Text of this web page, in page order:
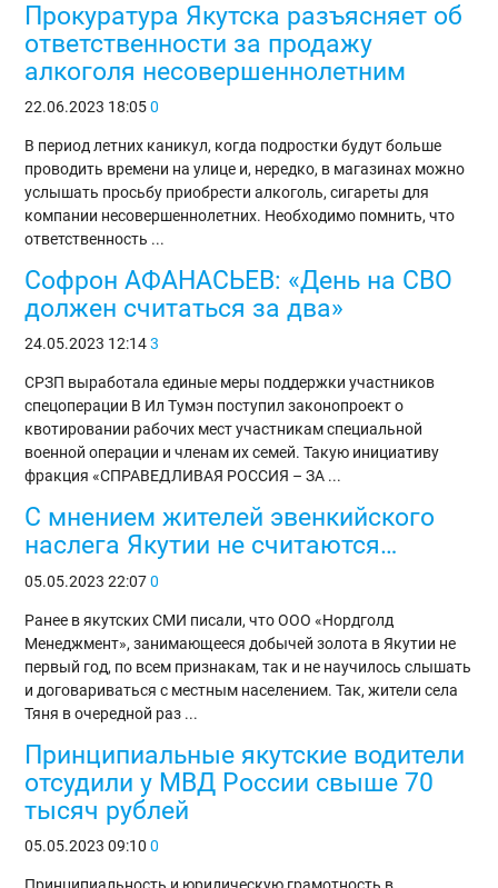
Прокуратура Якутска разъясняет об
ответственности за продажу
алкоголя несовершеннолетним
22.06.2023 18:05 0
В период летних каникул, когда подростки будут больше
проводить времени на улице и, нередко, в магазинах можно
услышать просьбу приобрести алкоголь, сигареты для
компании несовершеннолетних. Необходимо помнить, что
ответственность ...
Софрон АФАНАСЬЕВ: «День на СВО
должен считаться за два»
24.05.2023 12:14 3
СРЗП выработала единые меры поддержки участников
спецоперации В Ил Тумэн поступил законопроект о
квотировании рабочих мест участникам специальной
военной операции и членам их семей. Такую инициативу
фракция «СПРАВЕДЛИВАЯ РОССИЯ – ЗА ...
С мнением жителей эвенкийского
наслега Якутии не считаются…
05.05.2023 22:07 0
Ранее в якутских СМИ писали, что ООО «Нордголд
Менеджмент», занимающееся добычей золота в Якутии не
первый год, по всем признакам, так и не научилось слышать
и договариваться с местным населением. Так, жители села
Тяня в очередной раз ...
Принципиальные якутские водители
отсудили у МВД России свыше 70
тысяч рублей
05.05.2023 09:10 0
Принципиальность и юридическую грамотность в